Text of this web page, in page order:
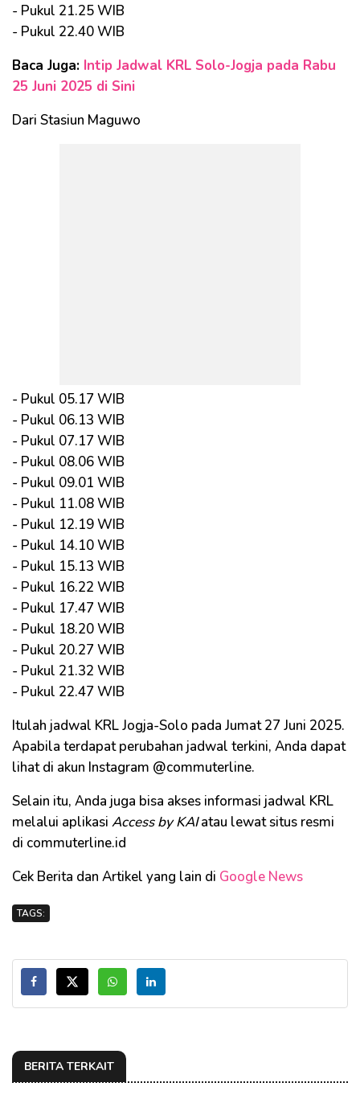
- Pukul 21.25 WIB
- Pukul 22.40 WIB
Baca Juga: Intip Jadwal KRL Solo-Jogja pada Rabu
25 Juni 2025 di Sini
Dari Stasiun Maguwo
- Pukul 05.17 WIB
- Pukul 06.13 WIB
- Pukul 07.17 WIB
- Pukul 08.06 WIB
- Pukul 09.01 WIB
- Pukul 11.08 WIB
- Pukul 12.19 WIB
- Pukul 14.10 WIB
- Pukul 15.13 WIB
- Pukul 16.22 WIB
- Pukul 17.47 WIB
- Pukul 18.20 WIB
- Pukul 20.27 WIB
- Pukul 21.32 WIB
- Pukul 22.47 WIB
Itulah jadwal KRL Jogja-Solo pada Jumat 27 Juni 2025.
Apabila terdapat perubahan jadwal terkini, Anda dapat
lihat di akun Instagram @commuterline.
Selain itu, Anda juga bisa akses informasi jadwal KRL
melalui aplikasi Access by KAIatau lewat situs resmi
di commuterline.id
Cek Berita dan Artikel yang lain di Google News
TAGS:
BERITA TERKAIT